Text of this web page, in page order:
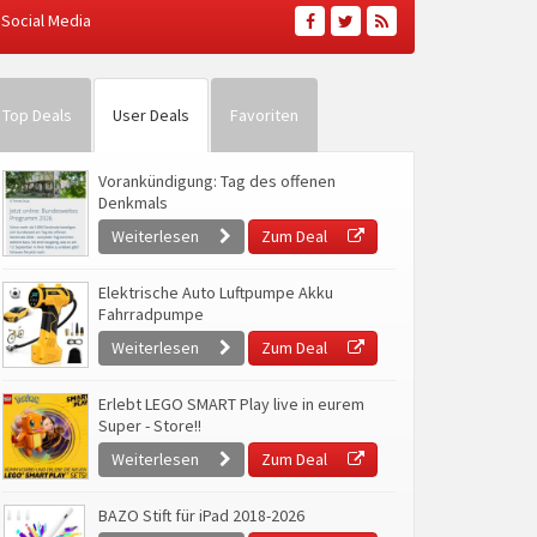
Social Media
Top Deals User Deals Favoriten
Vorankündigung: Tag des offenen
Denkmals
Weiterlesen
Zum Deal
Elektrische Auto Luftpumpe Akku
Fahrradpumpe
Weiterlesen
Zum Deal
Erlebt LEGO SMART Play live in eurem
Super - Store!!
Weiterlesen
Zum Deal
BAZO Stift für iPad 2018-2026